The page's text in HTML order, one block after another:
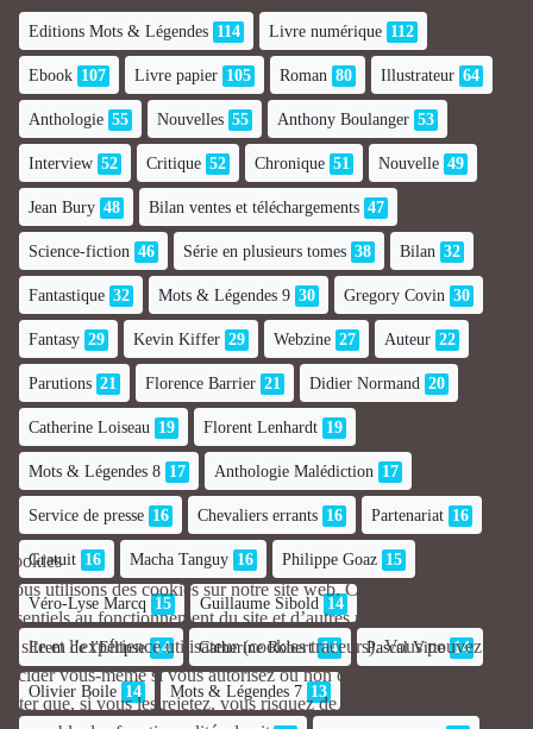
Editions Mots & Légendes 114 Livre numérique 112
Ebook 107 Livre papier 105 Roman 80 Illustrateur 64
Anthologie 55 Nouvelles 55 Anthony Boulanger 53
Interview 52 Critique 52 Chronique 51 Nouvelle 49
Jean Bury 48 Bilan ventes et téléchargements 47
Science-fiction 46 Série en plusieurs tomes 38 Bilan 32
Fantastique 32 Mots & Légendes 9 30 Gregory Covin 30
Fantasy 29 Kevin Kiffer 29 Webzine 27 Auteur 22
Parutions 21 Florence Barrier 21 Didier Normand 20
Catherine Loiseau 19 Florent Lenhardt 19
Mots & Légendes 8 17 Anthologie Malédiction 17
Service de presse 16 Chevaliers errants 16 Partenariat 16
Gratuit 16 Macha Tanguy 16 Philippe Goaz 15
Véro-Lyse Marcq 15 Guillaume Sibold 14
Erem de l'Ellipse 14 Catherine Robert 14 Pascal Vitte 14
Olivier Boile 14 Mots & Légendes 7 13
Cookies
Nous utilisons des cookies sur notre site web. Certains d’entre eux sont
essentiels au fonctionnement du site et d’autres nous aident à améliorer
ce site et l’expérience utilisateur (cookies traceurs). Vous pouvez
décider vous-même si vous autorisez ou non ces cookies. Merci de
noter que, si vous les rejetez, vous risquez de ne pas pouvoir utiliser